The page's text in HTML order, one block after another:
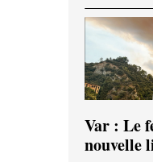
Var : Le
nouvelle